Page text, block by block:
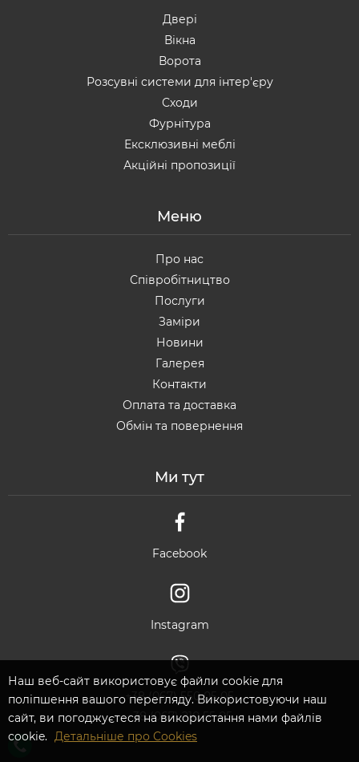
Двері
Вікна
Ворота
Розсувні системи для інтер'єру
Сходи
Фурнітура
Ексклюзивні меблі
Акційні пропозиції
Меню
Про нас
Співробітництво
Послуги
Заміри
Новини
Галерея
Контакти
Оплата та доставка
Обмін та повернення
Ми тут
Facebook
Instagram
+38 (067) 550 05 05
+38 (067) 210 55 05
Наш веб-сайт використовує файли cookie для
поліпшення вашого перегляду. Використовуючи наш
сайт, ви погоджуєтеся на використання нами файлів
cookie. Детальніше про Cookies